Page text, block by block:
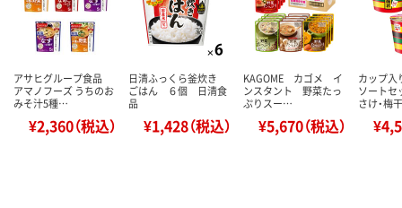
アサヒグループ食品
アマノフーズ うちのお
みそ汁5種…
¥2,360（税込）
日清ふっくら釜炊き
ごはん ６個 日清食
品
¥1,428（税込）
KAGOME カゴメ イ
ンスタント 野菜たっ
ぷりスー…
¥5,670（税込）
カップ入
ソート
さけ・梅